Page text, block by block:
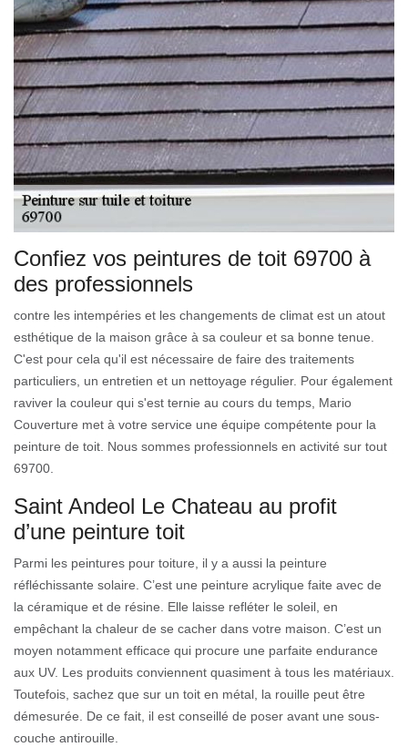
Confiez vos peintures de toit 69700 à
des professionnels
contre les intempéries et les changements de climat est un atout
esthétique de la maison grâce à sa couleur et sa bonne tenue.
C'est pour cela qu'il est nécessaire de faire des traitements
particuliers, un entretien et un nettoyage régulier. Pour également
raviver la couleur qui s'est ternie au cours du temps, Mario
Couverture met à votre service une équipe compétente pour la
peinture de toit. Nous sommes professionnels en activité sur tout
69700.
Saint Andeol Le Chateau au profit
d’une peinture toit
Parmi les peintures pour toiture, il y a aussi la peinture
réfléchissante solaire. C’est une peinture acrylique faite avec de
la céramique et de résine. Elle laisse refléter le soleil, en
empêchant la chaleur de se cacher dans votre maison. C’est un
moyen notamment efficace qui procure une parfaite endurance
aux UV. Les produits conviennent quasiment à tous les matériaux.
Toutefois, sachez que sur un toit en métal, la rouille peut être
démesurée. De ce fait, il est conseillé de poser avant une sous-
couche antirouille.